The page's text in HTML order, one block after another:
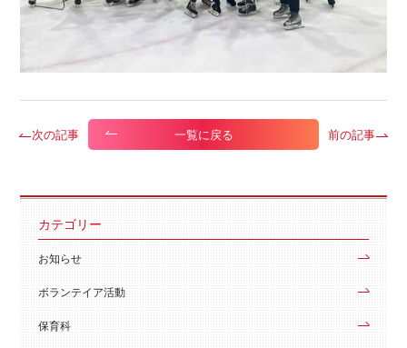
次の記事 一覧に戻る 前の記事
カテゴリー
お知らせ
ボランテイア活動
保育科